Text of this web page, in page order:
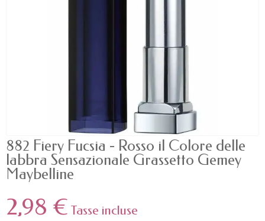
882 Fiery Fucsia - Rosso il Colore delle
labbra Sensazionale Grassetto Gemey
Maybelline
2,98 € Tasse incluse